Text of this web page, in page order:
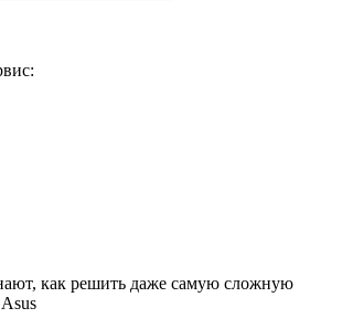
как решить даже самую сложную